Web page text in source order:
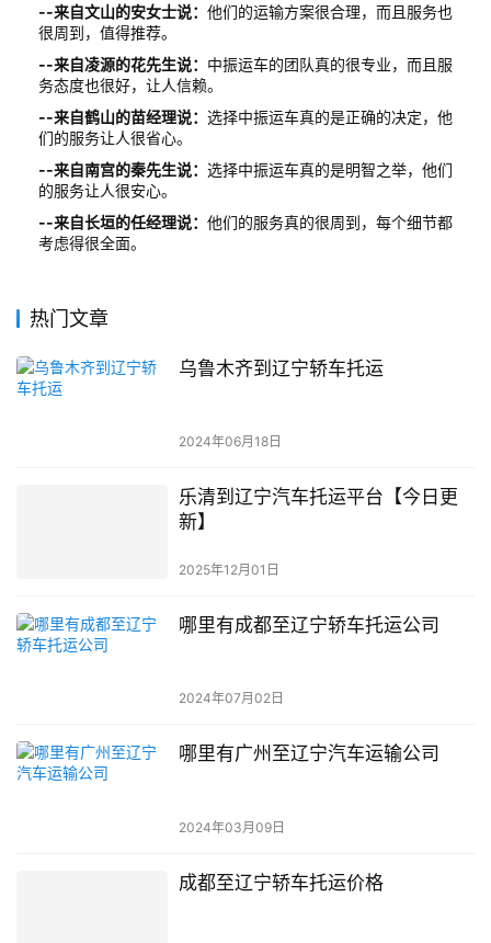
--来自文山的安女士说： 他们的运输方案很合理，而且服务也
很周到，值得推荐。
--来自凌源的花先生说： 中振运车的团队真的很专业，而且服
务态度也很好，让人信赖。
--来自鹤山的苗经理说： 选择中振运车真的是正确的决定，他
们的服务让人很省心。
--来自南宫的秦先生说： 选择中振运车真的是明智之举，他们
的服务让人很安心。
--来自长垣的任经理说： 他们的服务真的很周到，每个细节都
考虑得很全面。
热门文章
乌鲁木齐到辽宁轿车托运
2024年06月18日
乐清到辽宁汽车托运平台【今日更
新】
2025年12月01日
哪里有成都至辽宁轿车托运公司
2024年07月02日
哪里有广州至辽宁汽车运输公司
2024年03月09日
成都至辽宁轿车托运价格